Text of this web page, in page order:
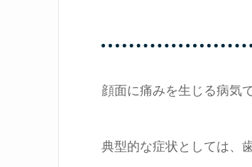
顔面に痛みを生じる病気で
典型的な症状としては、